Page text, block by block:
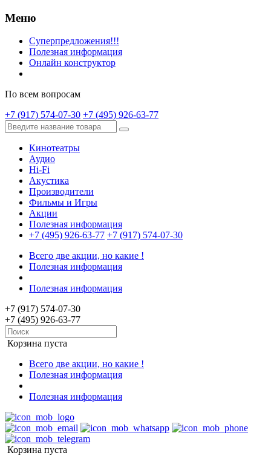
Меню
Суперпредложения!!!
Полезная информация
Онлайн конструктор
По всем вопросам
+7 (917) 574-07-30 +7 (495) 926-63-77
Кинотеатры
Аудио
Hi-Fi
Акустика
Производители
Фильмы и Игры
Акции
Полезная информация
+7 (495) 926-63-77 +7 (917) 574-07-30
Всего две акции, но какие !
Полезная информация
Полезная информация
+7 (917) 574-07-30
+7 (495) 926-63-77
Корзина пуста
Всего две акции, но какие !
Полезная информация
Полезная информация
Корзина пуста